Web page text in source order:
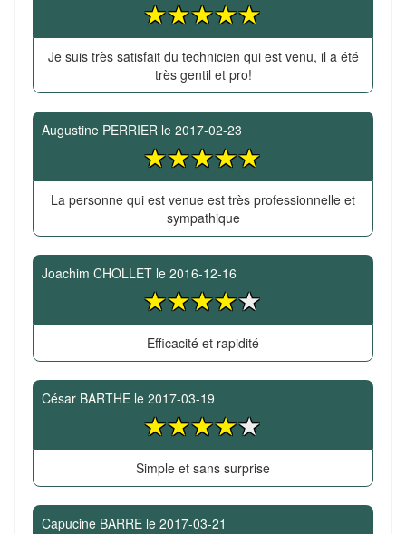
Je suis très satisfait du technicien qui est venu, il a été
très gentil et pro!
Augustine PERRIER le 2017-02-23
La personne qui est venue est très professionnelle et
sympathique
Joachim CHOLLET le 2016-12-16
Efficacité et rapidité
César BARTHE le 2017-03-19
Simple et sans surprise
Capucine BARRE le 2017-03-21